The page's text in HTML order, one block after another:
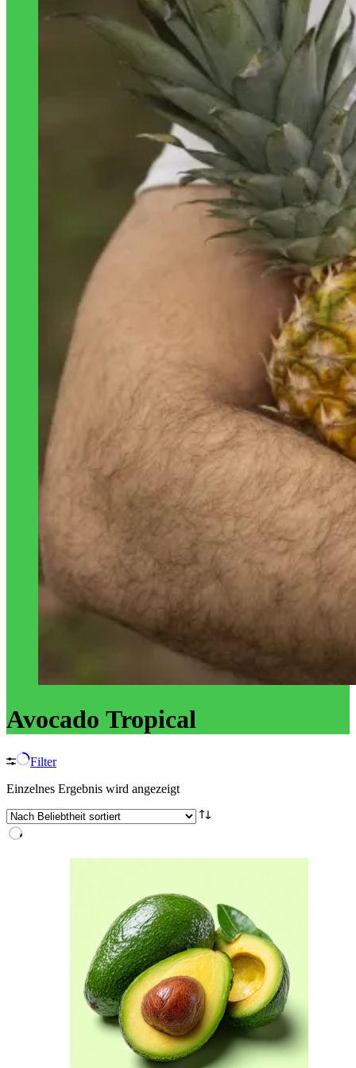
Avocado Tropical
Filter
Einzelnes Ergebnis wird angezeigt